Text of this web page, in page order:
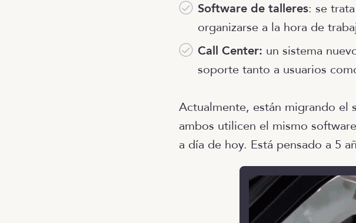
Software de talleres: se
organizarse a la hora de
Call Center: un sistema
soporte tanto a usuarios
Actualmente, están migrando el
ambos utilicen el mismo
a día de hoy. Está pensado a 5